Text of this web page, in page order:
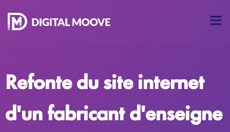
Refonte du site internet
d'un fabricant d'enseigne